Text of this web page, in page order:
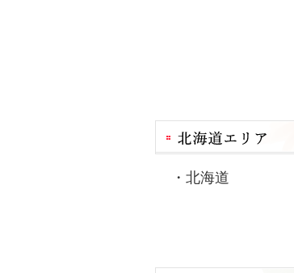
・ 北海道